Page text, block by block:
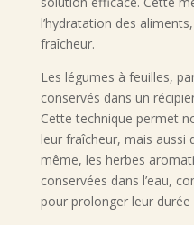
l’hydratation des
fraîcheur.
Les légumes à feuilles,
conservés dans un
Cette technique permet
leur fraîcheur, mais aussi
même, les herbes
conservées dans l’eau,
pour prolonger leur durée